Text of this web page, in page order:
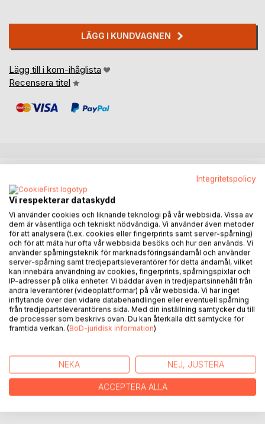
LÄGG I KUNDVAGNEN
Lägg till i kom-ihåglista
Recensera titel
Hon en trygg, harmonisk kvinna mitt i livet som vare sig är
lättskrämde och sällan hetsar upp sig. Hon lever ett
välordnat liv som är lugnt och balanserat. En kvinna med
otroligt stark intuition, som hon använder sig av för att
navigera genom livet. Att hon skulle låta något eller någon
få hennes värld i gungning hade hon aldrig kunnat drömma
om.
Den dagen han gör entré i hennes liv, slår det henne genast
att han inte bara kommer göra intryck utan han kommer
göra avtryck i hennes liv. Det slår gnistor om dem och
till varandra är det ingen som missar.
Att han kommer att vända upp och ner på hennes helylle
värld säger hennes magkänsla henne direkt. Men att det
skulle bli till ett sådant högt pris hade hon aldrig kunnat
Integritetspolicy
Vi respekterar dataskydd
Vi använder cookies och liknande teknologi på vår webbsida. Vissa av
dem är väsentliga och tekniskt nödvändiga. Vi använder även metoder
för att analysera (t.ex. cookies eller fingerprints samt server-spårning)
och för att mäta hur ofta vår webbsida besöks och hur den används. Vi
använder spårningsteknik för marknadsföringsändamål och använder
server-spårning samt tredjepartsleverantörer för detta ändamål, vilket
kan innebära användning av cookies, fingerprints, spårningspixlar och
IP-adresser på olika enheter. Vi bäddar även in tredjepartsinnehåll från
andra leverantörer (videoplattformar) på vår webbsida. Vi har inget
inflytande över den vidare databehandlingen eller eventuell spårning
från tredjepartsleverantörens sida. Med din inställning samtycker du till
de processer som beskrivs ovan. Du kan återkalla ditt samtycke för
framtida verkan. (BoD-juridisk information)
NEKA NEJ, JUSTERA
ACCEPTERA ALLA